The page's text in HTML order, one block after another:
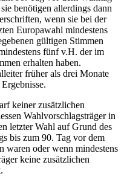
benötigen allerdings dann
wenn sie bei der
Europawahl mindestens
gültigen Stimmen
fünf v.H. der im
erhalten haben.
früher als drei Monate
keiner zusätzlichen
Wahlvorschlagsträger in
letzter Wahl auf Grund des
bis zum 90. Tag vor dem
waren oder wenn mindestens
keine zusätzlichen